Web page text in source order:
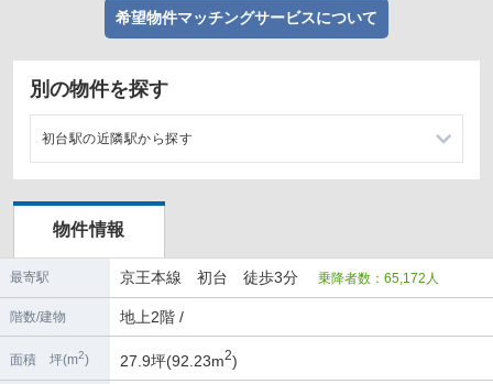
希望物件マッチングサービスについて
別の物件を探す
初台駅の近隣駅から探す
新宿駅の店舗物件・貸店舗・テナント一覧
笹塚駅の店舗物件・貸店舗・テナント一覧
物件情報
最寄駅 京王本線 初台 徒歩3分 乗降者数：65,172人
階数/建物 地上2階 /
面積 坪(m2) 27.9坪(92.23m2)